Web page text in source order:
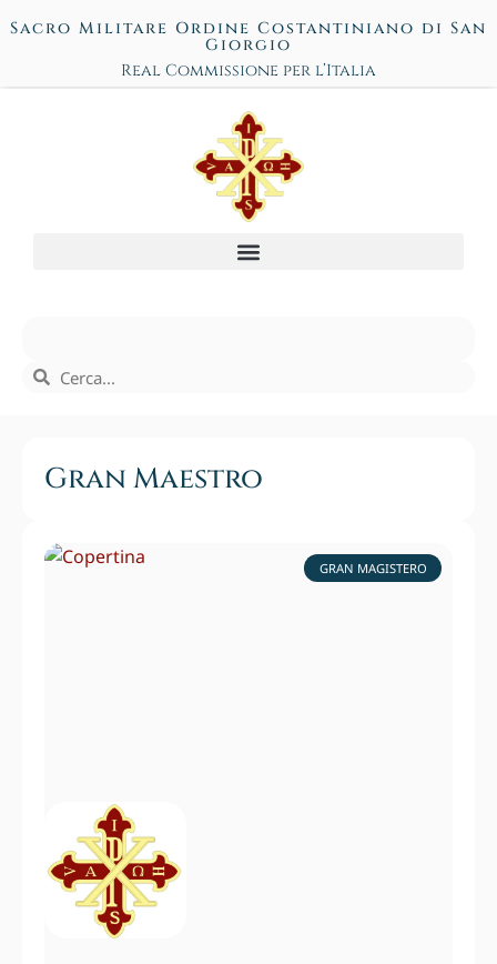
Sacro Militare Ordine Costantiniano di San
Giorgio
Real Commissione per l’Italia
Gran Maestro
GRAN MAGISTERO